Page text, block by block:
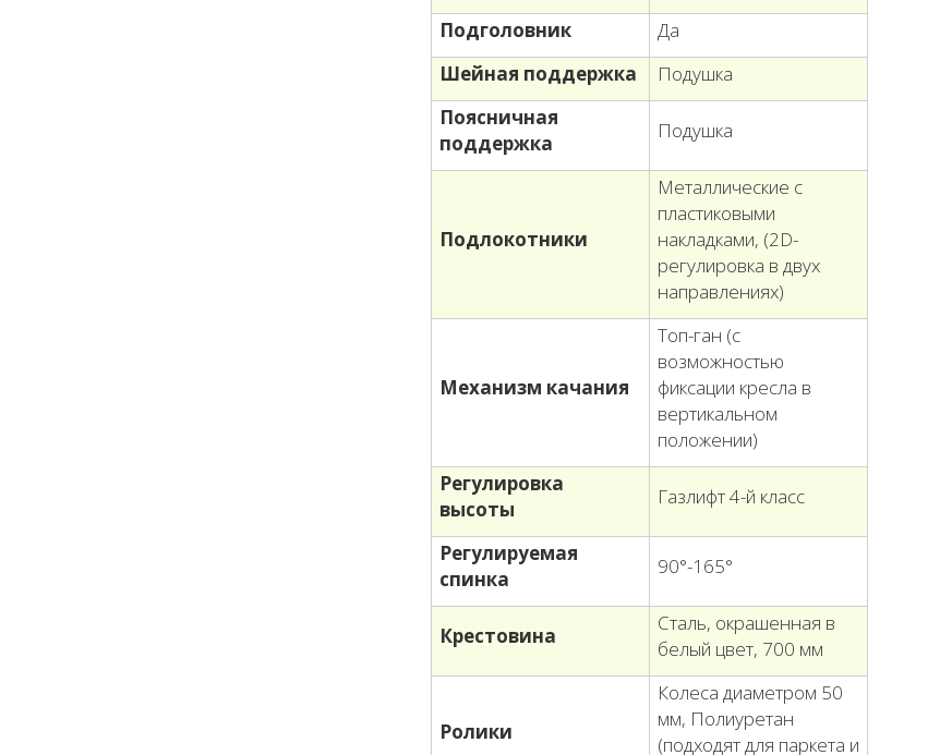
Подголовник
Да
Шейная поддержка
Подушка
Поясничная
поддержка
Подушка
Подлокотники
Металлические с
пластиковыми
накладками, (2D-
регулировка в двух
направлениях)
Механизм качания
Топ-ган (с
возможностью
фиксации кресла в
вертикальном
положении)
Регулировка
высоты
Газлифт 4-й класс
Регулируемая
спинка
90°-165°
Крестовина
Сталь, окрашенная в
белый цвет, 700 мм
Ролики
Колеса диаметром 50
мм, Полиуретан
(подходят для паркета и